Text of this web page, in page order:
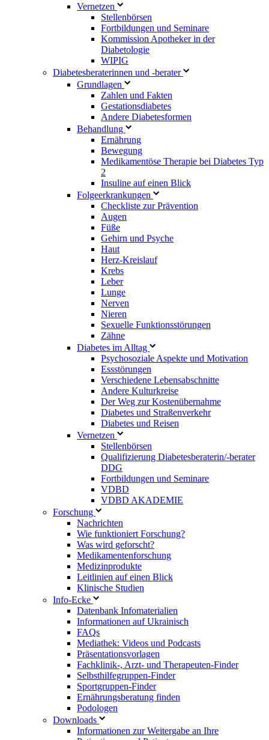
Vernetzen
Stellenbörsen
Fortbildungen und Seminare
Kommission Apotheker in der
Diabetologie
WIPIG
Diabetesberaterinnen und -berater
Grundlagen
Zahlen und Fakten
Gestationsdiabetes
Andere Diabetesformen
Behandlung
Ernährung
Bewegung
Medikamentöse Therapie bei Diabetes Typ
2
Insuline auf einen Blick
Folgeerkrankungen
Checkliste zur Prävention
Augen
Füße
Gehirn und Psyche
Haut
Herz-Kreislauf
Krebs
Leber
Lunge
Nerven
Nieren
Sexuelle Funktionsstörungen
Zähne
Diabetes im Alltag
Psychosoziale Aspekte und Motivation
Essstörungen
Verschiedene Lebensabschnitte
Andere Kulturkreise
Der Weg zur Kostenübernahme
Diabetes und Straßenverkehr
Diabetes und Reisen
Vernetzen
Stellenbörsen
Qualifizierung Diabetesberaterin/­-berater
DDG
Fortbildungen und Seminare
VDBD
VDBD AKADEMIE
Forschung
Nachrichten
Wie funktioniert Forschung?
Was wird geforscht?
Medikamentenforschung
Medizinprodukte
Leitlinien auf einen Blick
Klinische Studien
Info-Ecke
Datenbank Infomaterialien
Informationen auf Ukrainisch
FAQs
Mediathek: Videos und Podcasts
Präsentationsvorlagen
Fachklinik-, Arzt- und Therapeuten-Finder
Selbsthilfegruppen-Finder
Sportgruppen-Finder
Ernährungsberatung finden
Podologen
Downloads
Informationen zur Weitergabe an Ihre